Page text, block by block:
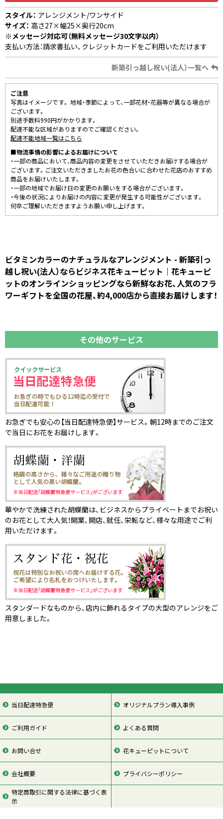
スタイル： アレンジメント/ワンサイド
サイズ： 高さ27×幅25×奥行20cm
※メッセージ対応可（無料メッセージ30文字以内）
支払い方法：請求書払い、クレジットカードをご利用いただけます
新築引っ越し祝い(法人）一覧へ
ご注意
写真はイメージです。 地域・季節によって、一部花材・花器等が異なる場合が
ございます。
別途手数料990円がかかります。
配達不能な区域がありますのでご確認ください。
配達不能地域一覧はこちら
■物流事情の影響によるお届けについて
・一部の商品において、商品内容の変更をさせていただきお届けする場合が
ございます。ご注文いただきましたお花の色合いに合わせた花店のおすすめ
商品をお届けいたします。
・一部の地域でお届け日の変更のお願いをする場合がございます。
・今後の状況によりお届けの内容に変更が発生する可能性がございます。
何卒ご理解いただきますようお願い申し上げます。
ビタミンカラーのナチュラルなアレンジメント - 新築引っ
越し祝い(法人）ならビジネス花キューピット｜花キューピ
ットのオンラインショッピングなら新鮮なお花、人気のフラ
ワーギフトを全国の花屋、約4,000店から直接お届けします！
その他のサービス
お急ぎでも安心の【当日配達特急便】サービス。朝12時までのご注文
で当日にお花をお届けします。
華やかで洗練された胡蝶蘭は、ビジネスからプライベートまでお祝い
のお花として大人気！開業、開店、就任、栄転など、様々な用途でご利
用いただけます。
スタンダードなものから、店内に飾れるタイプの大型のアレンジをご
用意しました。
当日配達特急便 オリジナルプラン導入事例
ご利用ガイド よくある質問
お問い合せ 花キューピットについて
会社概要 プライバシーポリシー
特定商取引に関する法律に基づく表
示